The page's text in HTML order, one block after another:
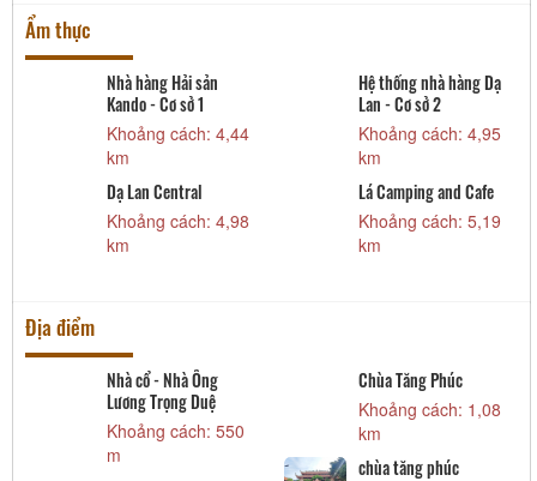
Ẩm thực
Nhà hàng Hải sản
Kando - Cơ sở 1
Khoảng cách: 4,44
km
Hệ thống nhà hàng Dạ
Lan - Cơ sở 2
Khoảng cách: 4,95
km
Dạ Lan Central
Khoảng cách: 4,98
km
Lá Camping and Cafe
Khoảng cách: 5,19
km
Địa điểm
Nhà cổ - Nhà Ông
Lương Trọng Duệ
Khoảng cách: 550
m
Chùa Tăng Phúc
Khoảng cách: 1,08
km
chùa tăng phúc